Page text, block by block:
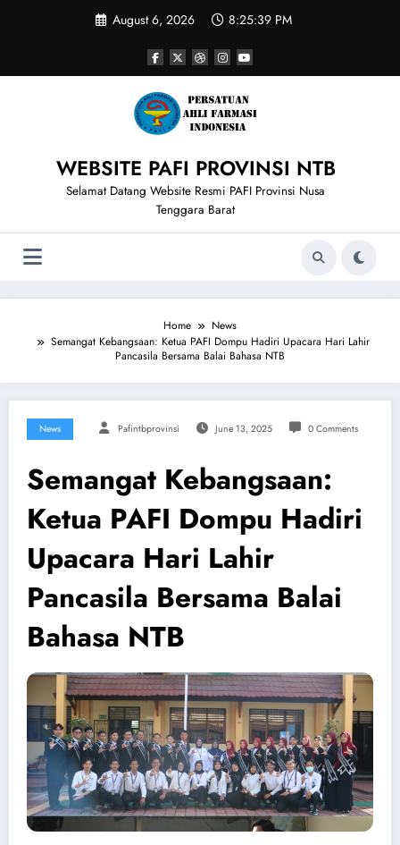
August 6, 2026 8:25:40 PM
WEBSITE PAFI PROVINSI NTB
Selamat Datang Website Resmi PAFI Provinsi Nusa
Tenggara Barat
Home
News
Semangat Kebangsaan: Ketua PAFI Dompu Hadiri Upacara Hari Lahir
Pancasila Bersama Balai Bahasa NTB
News Pafintbprovinsi June 13, 2025 0 Comments
Semangat Kebangsaan:
Ketua PAFI Dompu Hadiri
Upacara Hari Lahir
Pancasila Bersama Balai
Bahasa NTB